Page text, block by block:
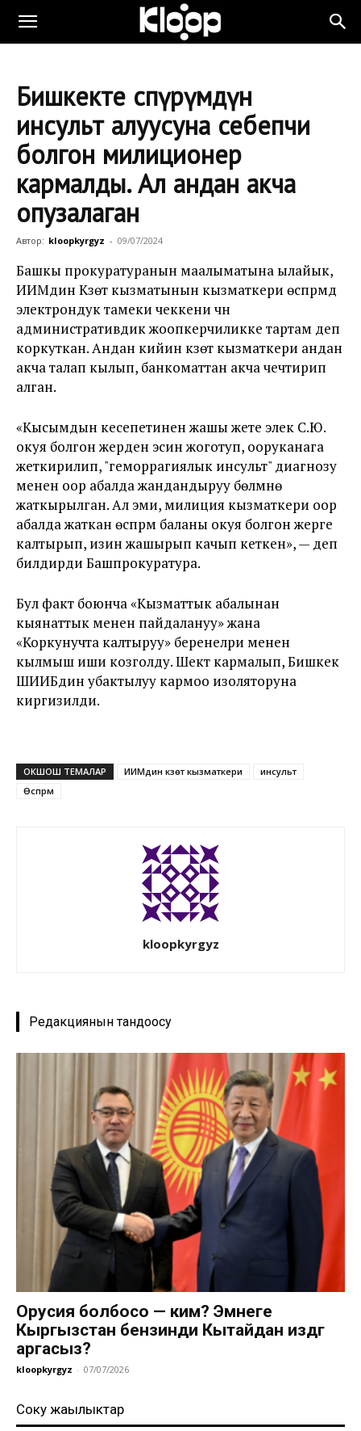
Бишкекте өспүрүмдүн
инсульт алуусуна себепчи
болгон милиционер
кармалды. Ал андан акча
опузалаган
Автор: kloopkyrgyz - 09/07/2024
Башкы прокуратуранын маалыматына ылайык,
ИИМдин Күзөт кызматынын кызматкери өспүрүмдү
электрондук тамеки чеккени үчүн
административдик жоопкерчиликке тартам деп
коркуткан. Андан кийин күзөт кызматкери андан
акча талап кылып, банкоматтан акча чечтирип
алган.
«Кысымдын кесепетинен жашы жете элек С.Ю.
окуя болгон жерден эсин жоготуп, ооруканага
жеткирилип, "геморрагиялык инсульт" диагнозу
менен оор абалда жандандыруу бөлүмүнө
жаткырылган. Ал эми, милиция кызматкери оор
абалда жаткан өспүрүм баланы окуя болгон жерге
калтырып, изин жашырып качып кеткен», — деп
билдирди Башпрокуратура.
Бул факт боюнча «Кызматтык абалынан
кыянаттык менен пайдалануу» жана
«Коркунучта калтыруу» беренелри менен
кылмыш иши козголду. Шектүү кармалып, Бишкек
ШИИБдин убактылуу кармоо изоляторуна
киргизилди.
ОКШОШ ТЕМАЛАР ИИМдин күзөт кызматкери
инсульт
Өспүрүм
kloopkyrgyz
Редакциянын тандоосу
Орусия болбосо — ким? Эмнеге
Кыргызстан бензинди Кытайдан издөөгө
аргасыз?
kloopkyrgyz - 07/07/2026
Соңку жаңылыктар